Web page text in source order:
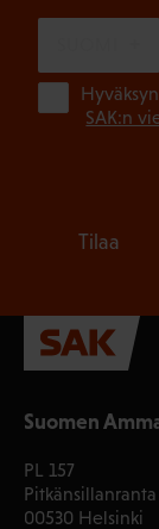
Suomen
PL 157
Pitkänsillanranta
00530 Helsinki
SAK:n
Tilaa